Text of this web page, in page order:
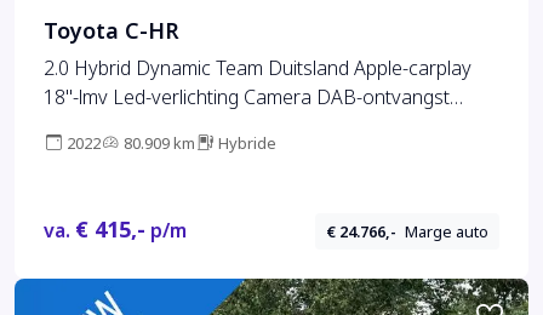
Toyota C-HR
2.0 Hybrid Dynamic Team Duitsland Apple-carplay
18"-lmv Led-verlichting Camera DAB-ontvangst
inparkeerhulp Climate-controle mistlampen voor
2022 80.909 km Hybride
va. € 415,- p/m € 24.766,- Marge auto